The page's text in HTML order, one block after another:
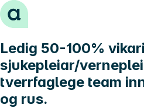
Hopp til innhold
Ledig 50-100%
sjukepleiar/
tverrfaglege team
og rus.